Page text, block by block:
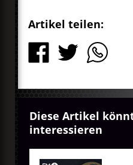
Artikel teilen:
Diese Artikel
interessieren